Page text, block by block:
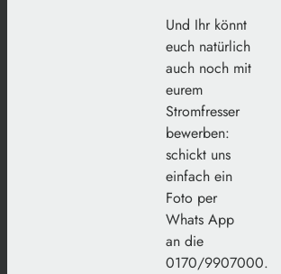
Und Ihr könnt
euch natürlich
auch noch mit
eurem
Stromfresser
bewerben:
schickt uns
einfach ein
Foto per
Whats App
an die
0170/9907000.